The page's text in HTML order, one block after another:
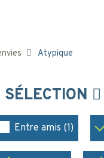
Atypique
Entre amis (1)